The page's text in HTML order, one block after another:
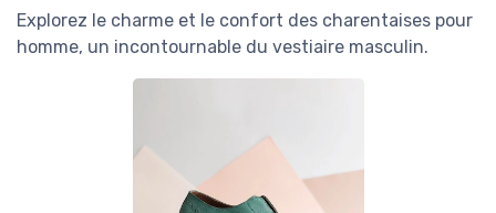
Explorez le charme et le confort des charentaises pour
homme, un incontournable du vestiaire masculin.